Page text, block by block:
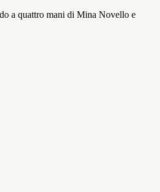
a quattro mani di Mina Novello e